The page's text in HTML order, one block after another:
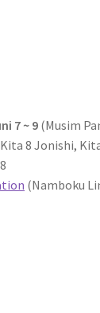
7 ~ 9 (Musim
8 Jonishi,
(Namboku